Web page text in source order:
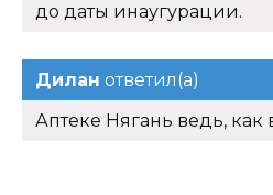
до даты инаугурации.
Дилан ответил(а)
Аптеке Нягань ведь, как